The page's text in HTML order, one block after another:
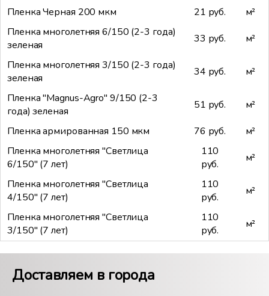
Пленка Черная 200 мкм
21 руб.
м²
Пленка многолетняя 6/150 (2-3 года)
зеленая
33 руб.
м²
Пленка многолетняя 3/150 (2-3 года)
зеленая
34 руб.
м²
Пленка "Magnus-Agro" 9/150 (2-3
года) зеленая
51 руб.
м²
Пленка армированная 150 мкм
76 руб.
м²
Пленка многолетняя "Светлица
6/150" (7 лет)
110
руб.
м²
Пленка многолетняя "Светлица
4/150" (7 лет)
110
руб.
м²
Пленка многолетняя "Светлица
3/150" (7 лет)
110
руб.
м²
Доставляем в города